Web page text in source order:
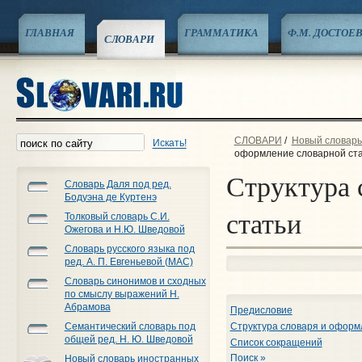
ГЛАВНАЯ СЛОВАРИ ГРАММАТИКА Ф.М.
Искать!
Словарь Даля под ред.
Бодуэна де Куртенэ
Толковый словарь С.И.
Ожегова и Н.Ю. Шведовой
Словарь русского языка под
ред. А. П. Евгеньевой (МАС)
Словарь синонимов и сходных
по смыслу выражений Н.
Абрамова
Семантический словарь под
общей ред. Н. Ю. Шведовой
Новый словарь иностранных
СЛОВАРИ /
Новый
оформление словарной
Структура
статьи
Предисловие
Структура словаря и
Список сокращений
Поиск »